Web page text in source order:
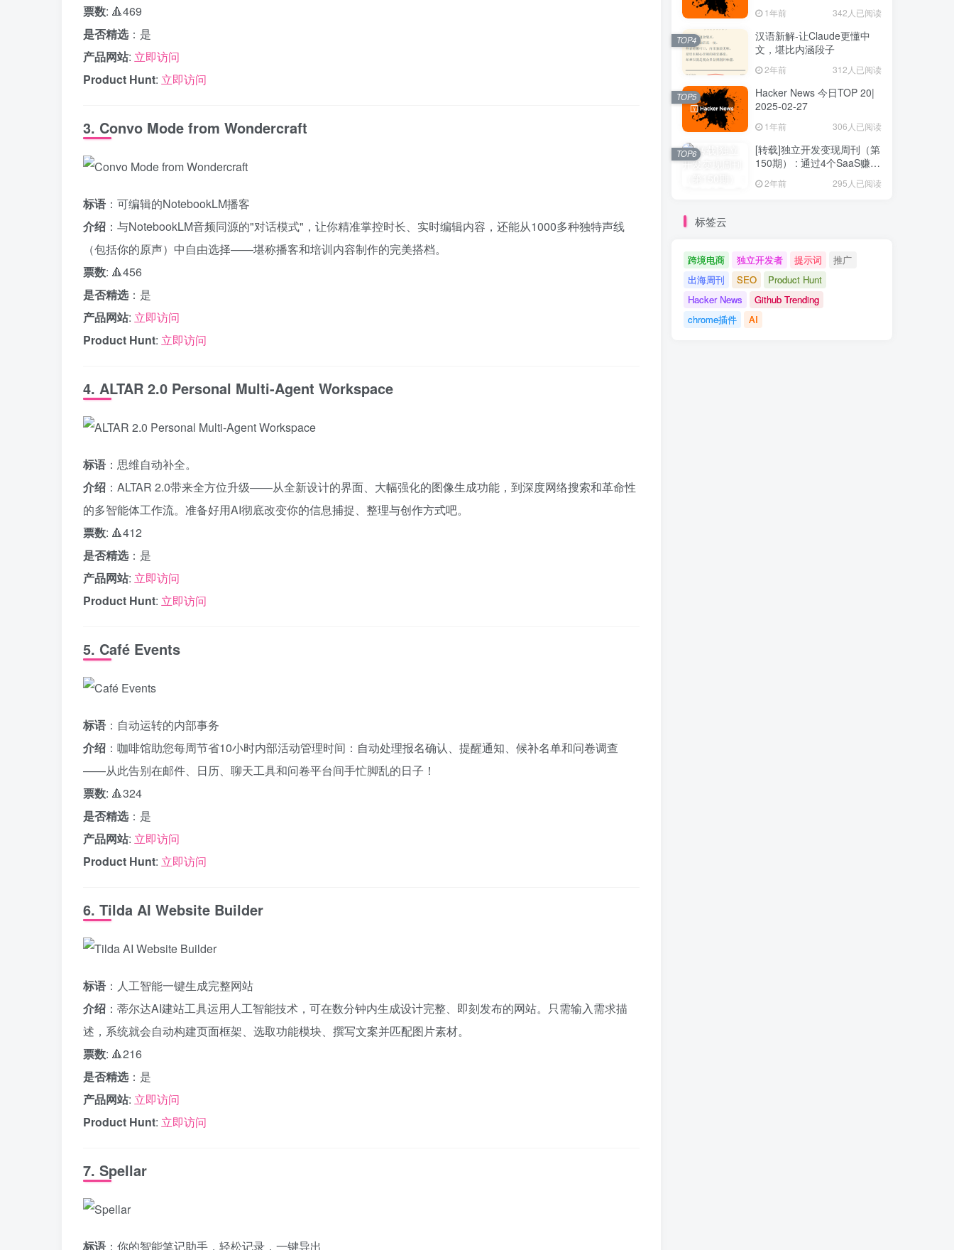
票数: 🔺469
是否精选：是
产品网站: 立即访问
Product Hunt: 立即访问
3. Convo Mode from Wondercraft
标语 ：可编辑的NotebookLM播客
介绍 ：与NotebookLM音频同源的"对话模式"，让你精准掌控时长、实时编辑内容，还能从1000多种独特声线
（包括你的原声）中自由选择——堪称播客和培训内容制作的完美搭档。
票数: 🔺456
是否精选：是
产品网站: 立即访问
Product Hunt: 立即访问
4. ALTAR 2.0 Personal Multi-Agent Workspace
标语 ：思维自动补全。
介绍 ：ALTAR 2.0带来全方位升级——从全新设计的界面、大幅强化的图像生成功能，到深度网络搜索和革命性
的多智能体工作流。准备好用AI彻底改变你的信息捕捉、整理与创作方式吧。
票数: 🔺412
是否精选：是
产品网站: 立即访问
Product Hunt: 立即访问
5. Café Events
标语 ：自动运转的内部事务
介绍 ：咖啡馆助您每周节省10小时内部活动管理时间：自动处理报名确认、提醒通知、候补名单和问卷调查
——从此告别在邮件、日历、聊天工具和问卷平台间手忙脚乱的日子！
票数: 🔺324
是否精选：是
产品网站: 立即访问
Product Hunt: 立即访问
6. Tilda AI Website Builder
标语 ：人工智能一键生成完整网站
介绍 ：蒂尔达AI建站工具运用人工智能技术，可在数分钟内生成设计完整、即刻发布的网站。只需输入需求描
述，系统就会自动构建页面框架、选取功能模块、撰写文案并匹配图片素材。
票数: 🔺216
是否精选：是
产品网站: 立即访问
Product Hunt: 立即访问
7. Spellar
标语 ：你的智能笔记助手，轻松记录，一键导出
1年前 342人已阅读
汉语新解-让Claude更懂中
文，堪比内涵段子
2年前 312人已阅读
TOP4
Hacker News 今日TOP 20|
2025-02-27
1年前 306人已阅读
TOP5
[转载]独立开发变现周刊（第
150期） : 通过4个SaaS赚取
2年前 295人已阅读
TOP6
标签云
跨境电商 独立开发者 提示词
推广
出海周刊
SEO
Product Hunt
Hacker News
Github Trending
chrome插件
AI